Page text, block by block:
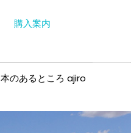
購入案内
本のあるところ ajiro